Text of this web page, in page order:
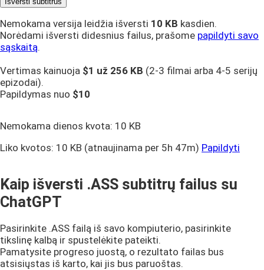
Nemokama versija leidžia išversti 10 KB kasdien.
Norėdami išversti didesnius failus, prašome papildyti savo
sąskaitą.
Vertimas kainuoja $1 už 256 KB (2-3 filmai arba 4-5 serijų
epizodai).
Papildymas nuo $10
Nemokama dienos kvota: 10 KB
Liko kvotos: 10 KB (atnaujinama per 5h 47m) Papildyti
Kaip išversti .ASS subtitrų failus su
ChatGPT
Pasirinkite .ASS failą iš savo kompiuterio, pasirinkite
tikslinę kalbą ir spustelėkite pateikti.
Pamatysite progreso juostą, o rezultato failas bus
atsisiųstas iš karto, kai jis bus paruoštas.